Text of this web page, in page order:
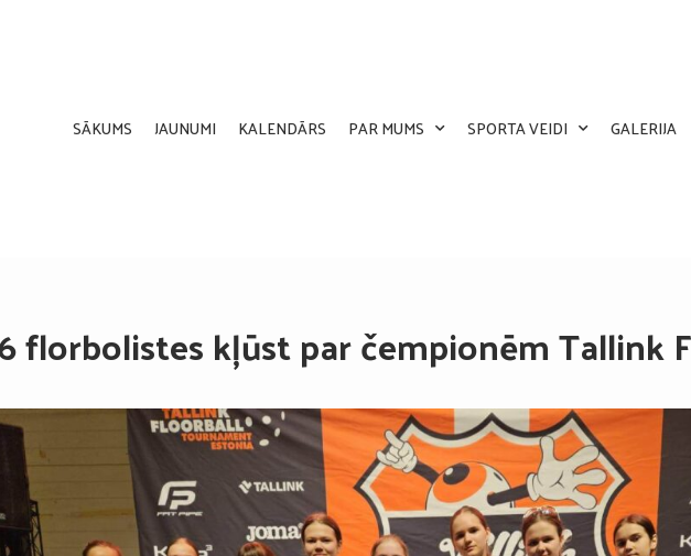
SĀKUMS JAUNUMI KALENDĀRS PAR MUMS SPORTA VEIDI GALERIJA
florbolistes kļūst par čempionēm Tallink